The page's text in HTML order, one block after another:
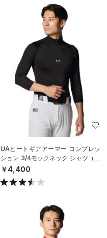
UAヒートギアアーマー コンプレッ
ション 3/4モックネック シャツ（ベ
ースボール/MEN）
￥4,400